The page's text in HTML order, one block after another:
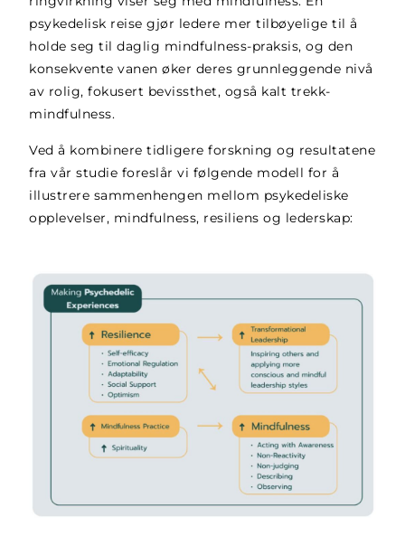
psykedelisk reise gjør ledere mer tilbøyelige til å
holde seg til daglig mindfulness-praksis, og den
konsekvente vanen øker deres grunnleggende nivå
av rolig, fokusert bevissthet, også kalt trekk-
mindfulness.
Ved å kombinere tidligere forskning og resultatene
fra vår studie foreslår vi følgende modell for å
illustrere sammenhengen mellom psykedeliske
opplevelser, mindfulness, resiliens og lederskap: